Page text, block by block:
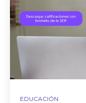
EDUCACIÓN